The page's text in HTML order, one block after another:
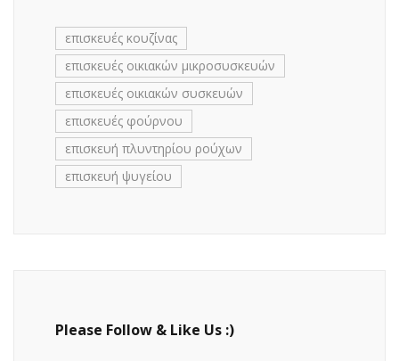
επισκευές κουζίνας
επισκευές οικιακών μικροσυσκευών
επισκευές οικιακών συσκευών
επισκευές φούρνου
επισκευή πλυντηρίου ρούχων
επισκευή ψυγείου
Please Follow & Like Us :)